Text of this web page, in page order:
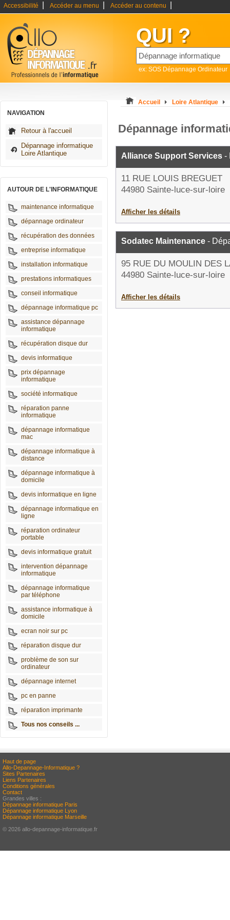
Accessibilité Accéder au menu Accéder au contenu
QUI ?
ex: SOS Dépannage Ordinateur
NAVIGATION
Retour à l'accueil
Dépannage informatique
Loire Atlantique
AUTOUR DE L'INFORMATIQUE
maintenance informatique
dépannage ordinateur
récupération des données
entreprise informatique
installation informatique
prestations informatiques
conseil informatique
dépannage informatique pc
assistance dépannage
informatique
récupération disque dur
devis informatique
prix dépannage
informatique
société informatique
réparation panne
informatique
dépannage informatique
mac
dépannage informatique à
distance
dépannage informatique à
domicile
devis informatique en ligne
dépannage informatique en
ligne
réparation ordinateur
portable
devis informatique gratuit
intervention dépannage
informatique
dépannage informatique
par téléphone
assistance informatique à
domicile
ecran noir sur pc
réparation disque dur
problème de son sur
ordinateur
dépannage internet
pc en panne
réparation imprimante
Tous nos conseils ...
Accueil Loire Atlantique
Dépannage
Alliance Support Services -
11 RUE LOUIS BREGUET
44980 Sainte-luce-sur-loire
Afficher les détails
Sodatec Maintenance -
95 RUE DU MOULIN DES
44980 Sainte-luce-sur-loire
Afficher les détails
Haut de page
Allo-Depannage-Informatique ?
Sites Partenaires
Liens Partenaires
Conditions générales
Contact
Grandes villes :
Dépannage informatique Paris
Dépannage informatique Lyon
Dépannage informatique Marseille
© 2026 allo-depannage-informatique.fr